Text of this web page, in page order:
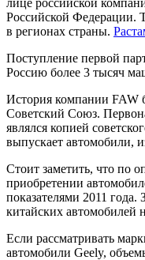
Российской Федерации.
в регионах страны.
Поступление первой
Россию более 3 тысяч
История компании FAW
Советский Союз.
являлся копией
выпускает автомобили,
Стоит заметить, что по
приобретении
показателями 2011
китайских автомобилей
Если рассматривать
автомобили Geely,